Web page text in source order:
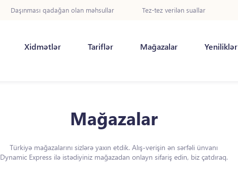
Daşınması qadağan olan məhsullar Tez-tez verilən suallar
Xidmətlər Tariflər Mağazalar Yeniliklər
Mağazalar
Türkiyə mağazalarını sizlərə yaxın etdik. Alış-verişin ən sərfəli ünvanı
Dynamic Express ilə istədiyiniz mağazadan onlayn sifariş edin, biz çatdıraq.